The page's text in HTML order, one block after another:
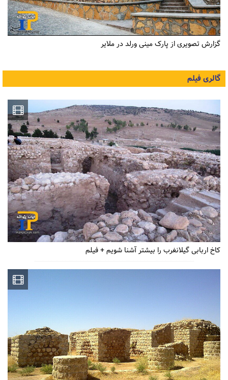
گزارش تصویری از پارک مینی ورلد در ملایر
گالری فیلم
کاخ اربابی گیلانغرب را بیشتر آشنا شویم + فیلم